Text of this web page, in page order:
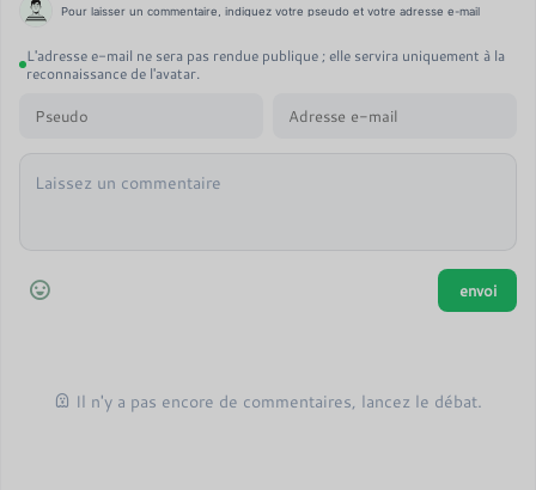
Pour laisser un commentaire, indiquez votre pseudo et votre adresse e-mail
L'adresse e-mail ne sera pas rendue publique ; elle servira uniquement à la
reconnaissance de l'avatar.
Il n'y a pas encore de commentaires, lancez le débat.